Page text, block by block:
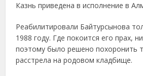
Казнь приведена в исполнение в
Реабилитировали Байтурсынова
1988 году. Где покоится его прах,
поэтому было решено похоронить
расстрела на родовом кладбище.